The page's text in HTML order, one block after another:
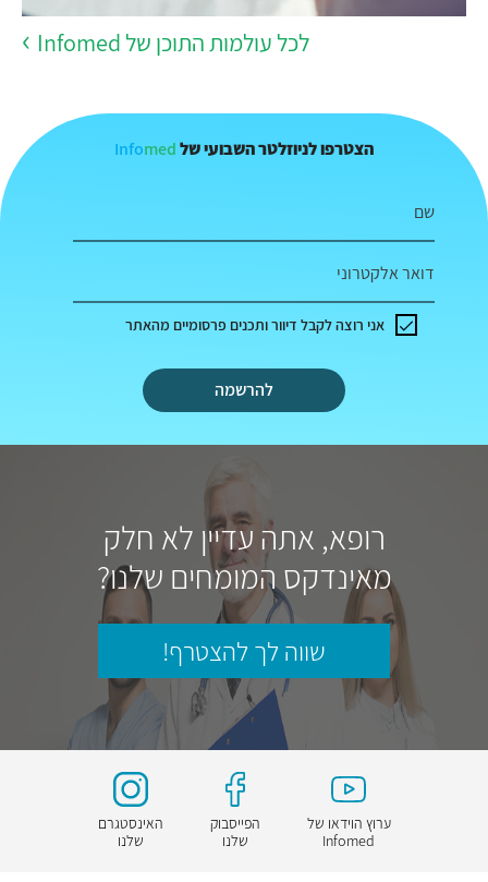
לכל עולמות התוכן של Infomed
הצטרפו לניוזלטר השבועי של Infomed
שם
דואר אלקטרוני
להרשמה
אני רוצה לקבל דיוור ותכנים פרסומיים מהאתר
רופא, אתה עדיין לא חלק
מאינדקס המומחים שלנו?
שווה לך להצטרף!
ערוץ הוידאו של
Infomed
הפייסבוק
שלנו
האינסטגרם
שלנו